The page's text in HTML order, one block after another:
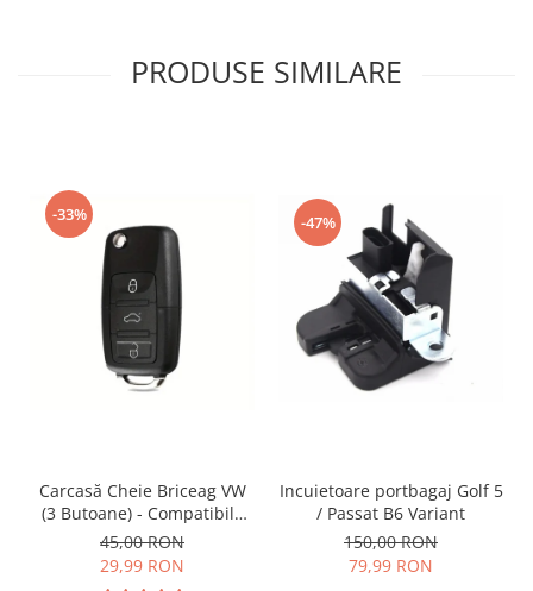
PRODUSE SIMILARE
-33%
Carcasă Cheie Briceag VW
(3 Butoane) - Compatibilă
Golf 5, Jetta, Touran etc
45,00 RON
29,99 RON
-47%
Incuietoare portbagaj Golf 5
/ Passat B6 Variant
150,00 RON
79,99 RON